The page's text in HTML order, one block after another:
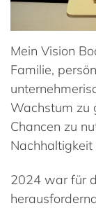
Mein Vision
Familie,
Wachstum zu
Chancen zu
2024 war für